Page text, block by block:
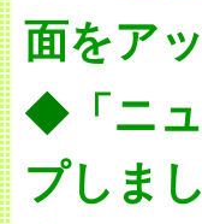
面をア
◆「ニ
プしまし